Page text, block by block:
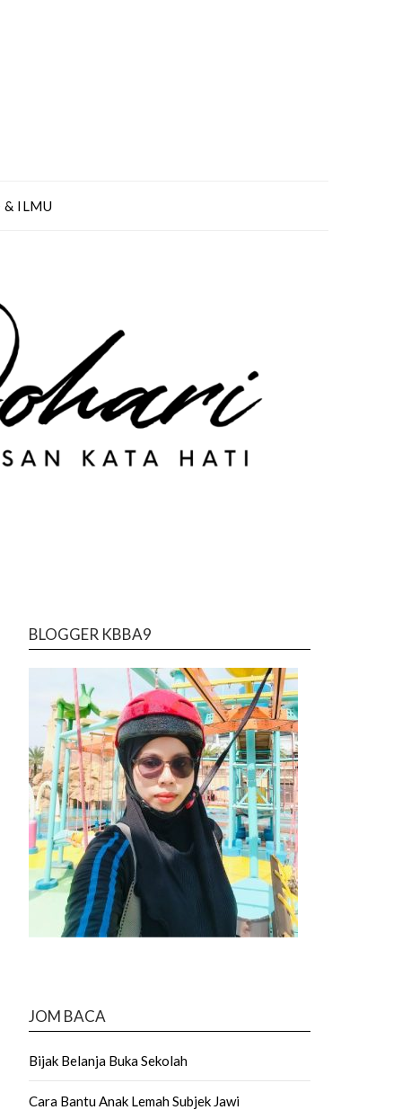
& ILMU
BLOGGER KBBA9
JOM BACA
Bijak Belanja Buka Sekolah
Cara Bantu Anak Lemah Subjek Jawi